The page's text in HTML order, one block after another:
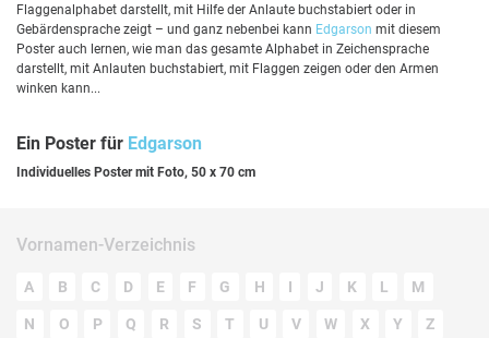
Flaggenalphabet darstellt, mit Hilfe der Anlaute buchstabiert oder in
Gebärdensprache zeigt – und ganz nebenbei kann Edgarson mit diesem
Poster auch lernen, wie man das gesamte Alphabet in Zeichensprache
darstellt, mit Anlauten buchstabiert, mit Flaggen zeigen oder den Armen
winken kann...
Ein Poster für Edgarson
Individuelles Poster mit Foto, 50 x 70 cm
Vornamen-Verzeichnis
A B C D E F G H I J K L M
N O P Q R S T U V W X Y Z